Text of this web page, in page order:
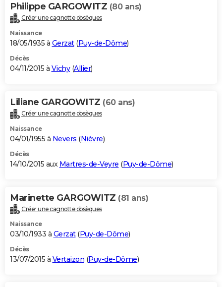
Philippe GARGOWITZ (80 ans)
Créer une cagnotte obsèques
Naissance
18/05/1935 à Gerzat(Puy-de-Dôme)
Décès
04/11/2015 à Vichy(Allier)
Liliane GARGOWITZ (60 ans)
Créer une cagnotte obsèques
Naissance
04/01/1955 à Nevers (Nièvre)
Décès
14/10/2015 aux Martres-de-Veyre (Puy-de-Dôme)
Marinette GARGOWITZ (81 ans)
Créer une cagnotte obsèques
Naissance
03/10/1933 à Gerzat(Puy-de-Dôme)
Décès
13/07/2015 à Vertaizon (Puy-de-Dôme)